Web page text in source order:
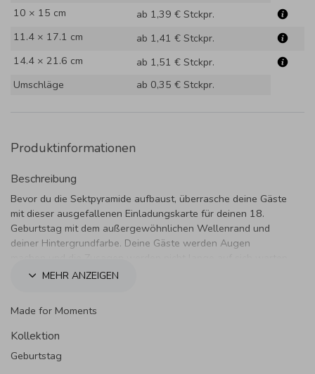
10 × 15 cm
ab 1,39 € Stckpr.
11.4 × 17.1 cm
ab 1,41 € Stckpr.
14.4 × 21.6 cm
ab 1,51 € Stckpr.
Umschläge
ab 0,35 € Stckpr.
Produktinformationen
Beschreibung
Bevor du die Sektpyramide aufbaust, überrasche deine Gäste
mit dieser ausgefallenen Einladungskarte für deinen 18.
Geburtstag mit dem außergewöhnlichen Wellenrand und
deiner Hintergrundfarbe. Deine Gäste werden Augen
lassen. Cheers!
MEHR ANZEIGEN
Made for Moments
Kollektion
Geburtstag